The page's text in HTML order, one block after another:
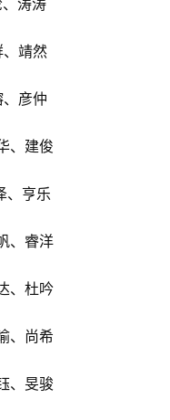
靖然
彦仲
、建俊
、亨乐
、睿洋
、杜吟
、尚希
、旻骏